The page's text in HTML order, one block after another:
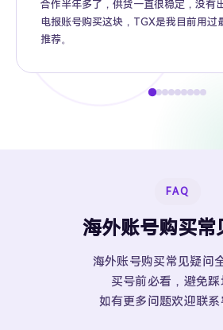
合作半年多了，供货一直很稳定，没有
电报账号购买这块，TGX是我目前用过
推荐。
FAQ
海外账号购买常
海外账号购买常见疑问
买号前必看，避免踩
如有更多问题欢迎联系